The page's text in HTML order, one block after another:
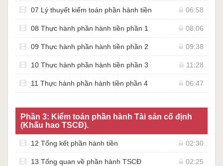
07 Lý thuyết kiểm toán phần hành tiền 06:58
08 Thực hành phần hành tiền phần 1 08:06
09 Thực hành phần hành tiền phần 2 09:38
10 Thực hành phần hành tiền phần 3 11:28
11 Thực hành phần hành tiền phần 4 06:47
Phần 3: Kiểm toán phần hành Tài sản cố định
(Khấu hao TSCĐ).
12 Tổng kết phần hành tiền 02:30
13 Tổng quan về phần hành TSCĐ 02:25